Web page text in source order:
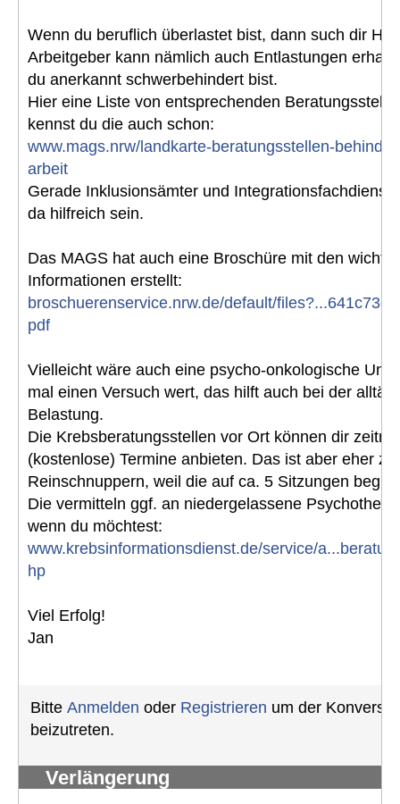
Wenn du beruflich überlastet bist, dann such dir
Arbeitgeber kann nämlich auch Entlastungen
du anerkannt schwerbehindert bist.
Hier eine Liste von entsprechenden
kennst du die auch schon:
www.mags.nrw/landkarte-beratungsstellen-
arbeit
Gerade Inklusionsämter und
da hilfreich sein.
Das MAGS hat auch eine Broschüre mit den
Informationen erstellt:
broschuerenservice.nrw.de/default/
pdf
Vielleicht wäre auch eine psycho-onkologische
mal einen Versuch wert, das hilft auch bei der
Belastung.
Die Krebsberatungsstellen vor Ort können dir
(kostenlose) Termine anbieten. Das ist aber eher
Reinschnuppern, weil die auf ca. 5 Sitzungen
Die vermitteln ggf. an niedergelassene
wenn du möchtest:
www.krebsinformationsdienst.de/service/
hp
Viel Erfolg!
Jan
Bitte Anmelden oder Registrieren um der
beizutreten.
Verlängerung